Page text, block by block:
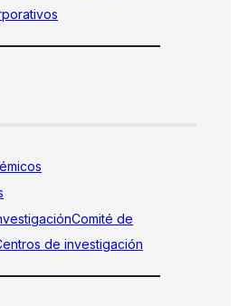
Comité de
de investigación